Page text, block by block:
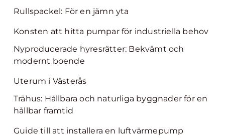
Rullspackel: För en jämn yta
Konsten att hitta pumpar för industriella behov
Nyproducerade hyresrätter: Bekvämt och
modernt boende
Uterum i Västerås
Trähus: Hållbara och naturliga byggnader för en
hållbar framtid
Guide till att installera en luftvärmepump